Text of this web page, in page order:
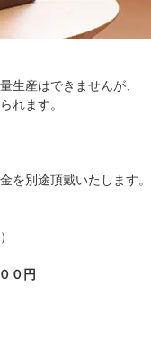
生産はできませんが、
れます。
を別途頂戴いたします。
０円